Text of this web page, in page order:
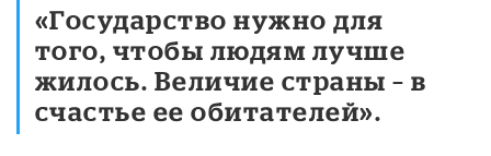
«Государство нужно для
того, чтобы людям лучше
жилось. Величие страны – в
счастье ее обитателей».